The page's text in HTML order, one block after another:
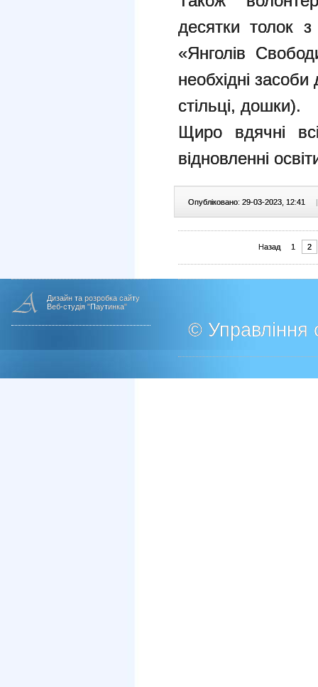
десятки толок з
«Янголів
необхідні засоби
стільці, дошки).
Щиро вдячні
відновленні
Опубліковано: 29-03-2023, 12:41 |
Назад 1 2
Дизайн та розробка сайту
Веб-студія "Паутинка"
© Управління